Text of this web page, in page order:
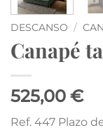
DESCANSO /
Canapé
525,00 €
Ref. 447 Plazo